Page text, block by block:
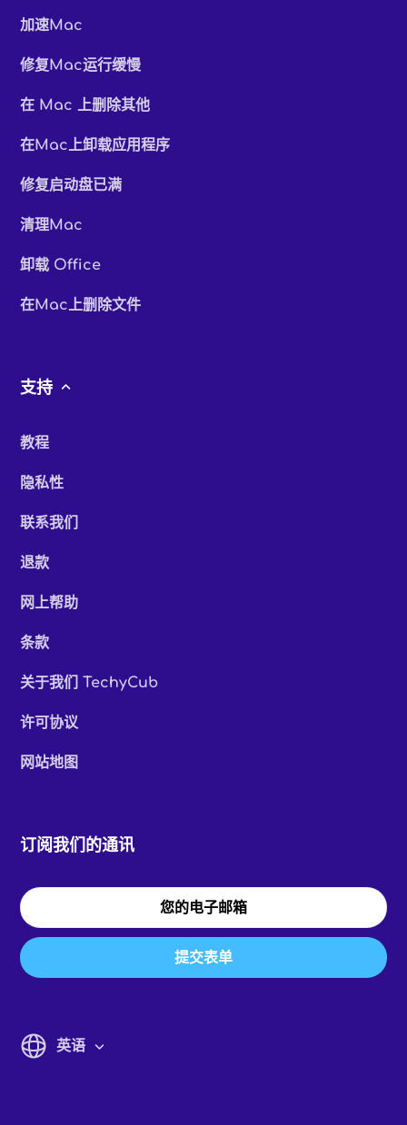
加速Mac
修复Mac运行缓慢
在 Mac 上删除其他
在Mac上卸载应用程序
修复启动盘已满
清理Mac
卸载 Office
在Mac上删除文件
支持
教程
隐私性
联系我们
退款
网上帮助
条款
关于我们 TechyCub
许可协议
网站地图
订阅我们的通讯
提交表单
英语